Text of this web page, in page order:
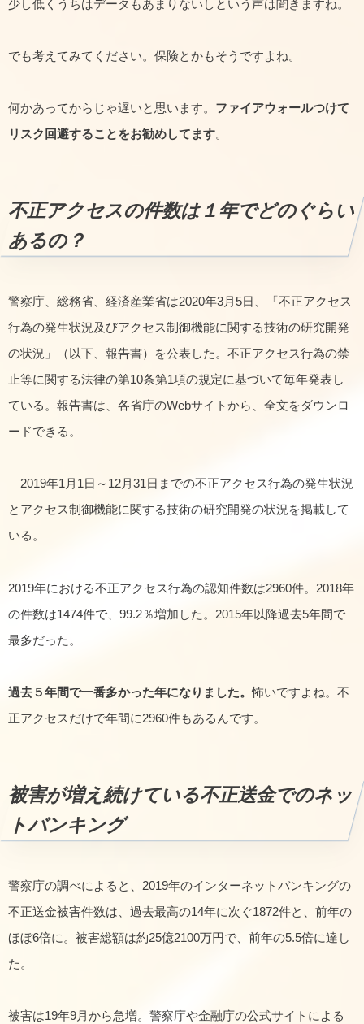
少し低くうちはデータもあまりないしという声は聞きますね。
でも考えてみてください。保険とかもそうですよね。
何かあってからじゃ遅いと思います。 ファイアウォールつけて
リスク回避することをお勧めしてます。
不正アクセスの件数は１年でどのぐらい
あるの？
警察庁、総務省、経済産業省は2020年3月5日、「不正アクセス
行為の発生状況及びアクセス制御機能に関する技術の研究開発
の状況」（以下、報告書）を公表した。不正アクセス行為の禁
止等に関する法律の第10条第1項の規定に基づいて毎年発表し
ている。報告書は、各省庁のWebサイトから、全文をダウンロ
ードできる。
2019年1月1日～12月31日までの不正アクセス行為の発生状況
とアクセス制御機能に関する技術の研究開発の状況を掲載して
いる。
2019年における不正アクセス行為の認知件数は2960件。2018年
の件数は1474件で、99.2％増加した。2015年以降過去5年間で
最多だった。
過去５年間で一番多かった年になりました。怖いですよね。不
正アクセスだけで年間に2960件もあるんです。
被害が増え続けている不正送金でのネッ
トバンキング
警察庁の調べによると、2019年のインターネットバンキングの
不正送金被害件数は、過去最高の14年に次ぐ1872件と、前年の
ほぼ6倍に。被害総額は約25億2100万円で、前年の5.5倍に達し
た。
被害は19年9月から急増。警察庁や金融庁の公式サイトによる